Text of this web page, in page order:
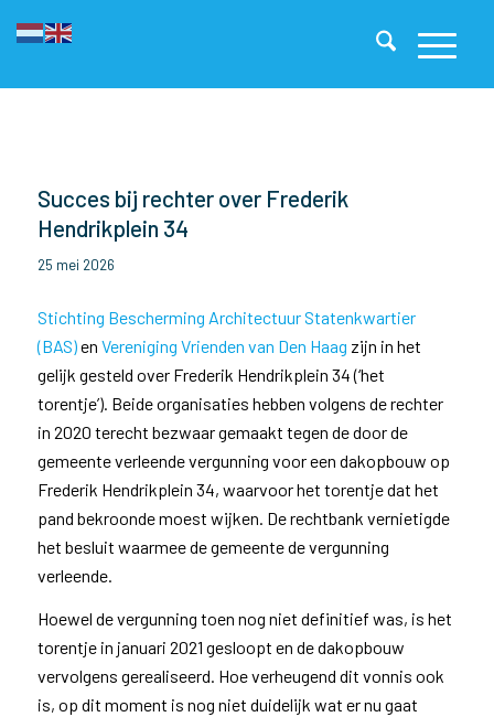
Succes bij rechter over Frederik
Hendrikplein 34
25 mei 2026
Stichting Bescherming Architectuur Statenkwartier
(BAS)en Vereniging Vrienden van Den Haag zijn in het
gelijk gesteld over Frederik Hendrikplein 34 (‘het
torentje’). Beide organisaties hebben volgens de rechter
in 2020 terecht bezwaar gemaakt tegen de door de
gemeente verleende vergunning voor een dakopbouw op
Frederik Hendrikplein 34, waarvoor het torentje dat het
pand bekroonde moest wijken. De rechtbank vernietigde
het besluit waarmee de gemeente de vergunning
verleende.
Hoewel de vergunning toen nog niet definitief was, is het
torentje in januari 2021 gesloopt en de dakopbouw
vervolgens gerealiseerd. Hoe verheugend dit vonnis ook
is, op dit moment is nog niet duidelijk wat er nu gaat